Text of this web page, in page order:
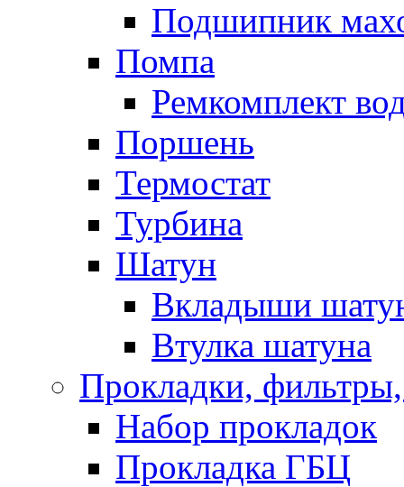
Подшипник
Помпа
Ремкомплект
Поршень
Термостат
Турбина
Шатун
Вкладыши
Втулка шатуна
Прокладки,
Набор прокладок
Прокладка ГБЦ